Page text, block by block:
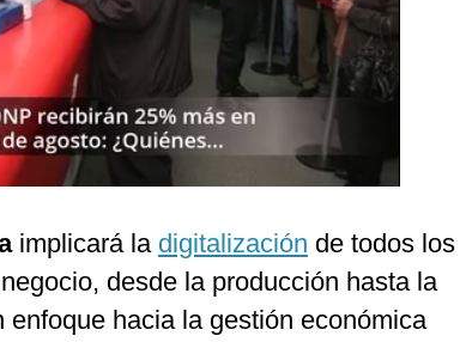
implicará la digitalización de todos los
desde la producción hasta la
enfoque hacia la gestión económica